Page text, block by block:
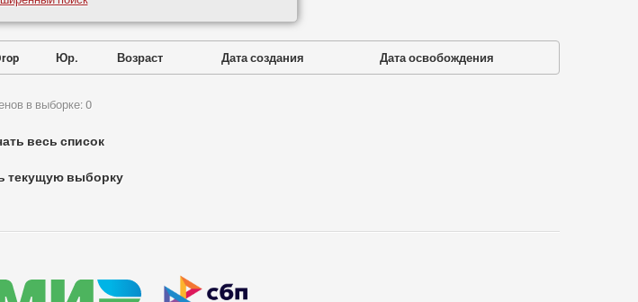
Юр. Возраст Дата создания Дата освобождения
в выборке: 0
весь список
текущую выборку